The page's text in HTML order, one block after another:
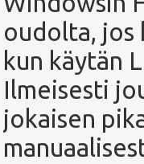
oudolta, jos
kun käytän
Ilmeisesti
jokaisen